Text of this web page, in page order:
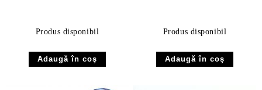
Produs disponibil Produs disponibil